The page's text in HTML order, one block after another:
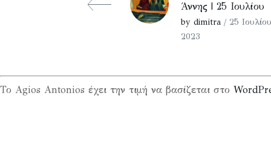
Άννης | 25 Ιουλίου
by dimitra / 25
2023
Το Agios Antonios έχει την τιμή να βασίζεται στο